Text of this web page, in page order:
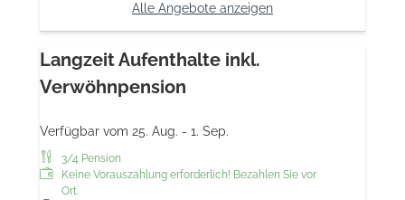
Alle Angebote anzeigen
Langzeit Aufenthalte inkl.
Verwöhnpension
Verfügbar vom 25. Aug. - 1. Sep.
3/4 Pension
Keine Vorauszahlung erforderlich! Bezahlen Sie vor
Ort.